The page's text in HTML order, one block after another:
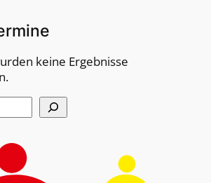
keine Ergebnisse